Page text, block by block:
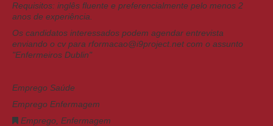
Requisitos: inglês fluente e preferencialmente pelo menos 2
anos de experiência.
Os candidatos interessados podem agendar entrevista
enviando o cv para rformacao@i9project.net com o assunto
"Enfermeiros Dublin"
Emprego Saúde
Emprego Enfermagem
Emprego Enfermagem